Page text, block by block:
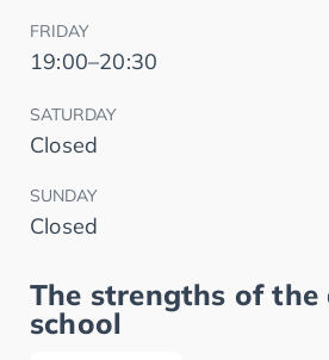
FRIDAY
19:00–20:30
SATURDAY
Closed
SUNDAY
Closed
The strengths of the
school